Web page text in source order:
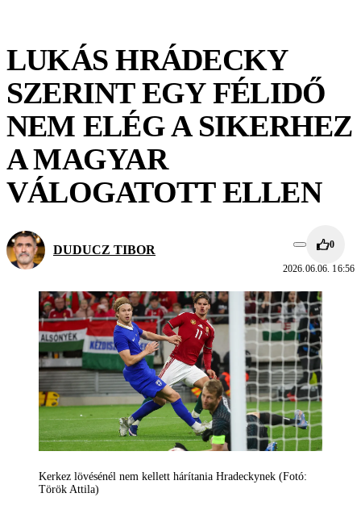
LUKÁS HRÁDECKY
SZERINT EGY FÉLIDŐ
NEM ELÉG A SIKERHEZ
A MAGYAR
VÁLOGATOTT ELLEN
DUDUCZ TIBOR 0
2026.06.06. 16:56
Kerkez lövésénél nem kellett hárítania Hradeckynek (Fotó:
Török Attila)